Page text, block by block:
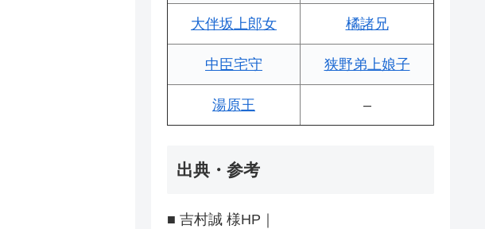
大伴坂上郎女 橘諸兄
中臣宅守 狭野弟上娘子
湯原王 –
出典・参考
■ 吉村誠 様HP｜